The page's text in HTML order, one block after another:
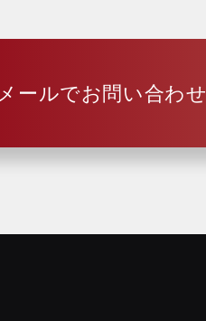
メールでお問い合わせ